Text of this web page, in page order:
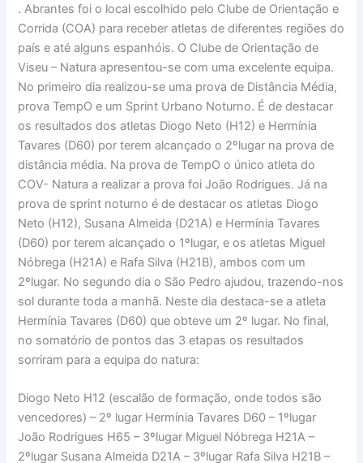
. Abrantes foi o local escolhido pelo Clube de Orientação e
Corrida (COA) para receber atletas de diferentes regiões do
país e até alguns espanhóis. O Clube de Orientação de
Viseu – Natura apresentou-se com uma excelente equipa.
No primeiro dia realizou-se uma prova de Distância Média,
prova TempO e um Sprint Urbano Noturno. É de destacar
os resultados dos atletas Diogo Neto (H12) e Hermínia
Tavares (D60) por terem alcançado o 2ºlugar na prova de
distância média. Na prova de TempO o único atleta do
COV- Natura a realizar a prova foi João Rodrigues. Já na
prova de sprint noturno é de destacar os atletas Diogo
Neto (H12), Susana Almeida (D21A) e Hermínia Tavares
(D60) por terem alcançado o 1ºlugar, e os atletas Miguel
Nóbrega (H21A) e Rafa Silva (H21B), ambos com um
2ºlugar. No segundo dia o São Pedro ajudou, trazendo-nos
sol durante toda a manhã. Neste dia destaca-se a atleta
Hermínia Tavares (D60) que obteve um 2º lugar. No final,
no somatório de pontos das 3 etapas os resultados
sorriram para a equipa do natura:
Diogo Neto H12 (escalão de formação, onde todos são
vencedores) – 2º lugar Hermínia Tavares D60 – 1ºlugar
João Rodrigues H65 – 3ºlugar Miguel Nóbrega H21A –
2ºlugar Susana Almeida D21A – 3ºlugar Rafa Silva H21B –